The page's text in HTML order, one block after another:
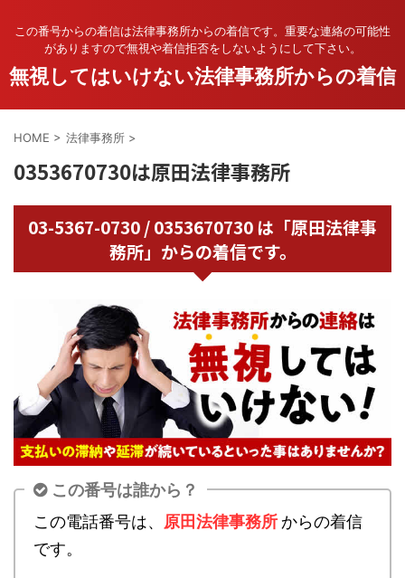
この番号からの着信は法律事務所からの着信です。重要な連絡の可能性
がありますので無視や着信拒否をしないようにして下さい。
無視してはいけない法律事務所からの着信
HOME > 法律事務所 >
0353670730は原田法律事務所
03-5367-0730 / 0353670730 は「原田法律事
務所」からの着信です。
この番号は誰から？
この電話番号は、 原田法律事務所からの着信
です。